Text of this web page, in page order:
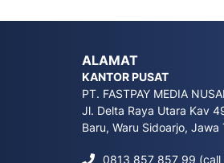
ALAMAT
KANTOR PUSAT
PT. FASTPAY MEDIA
Jl. Delta Raya Utara Kav
Baru, Waru Sidoarjo, Jawa
0813 857 857 99 (call